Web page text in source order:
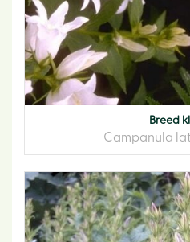
Breed
Campanula